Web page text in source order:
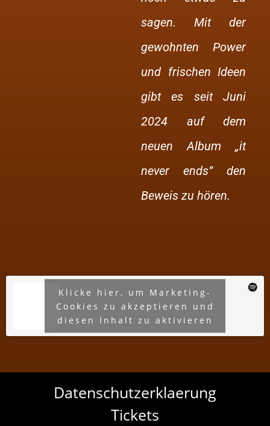
sagen. Mit der
gewohnten Power
und frischen Ideen
gibt es seit Juni
2024 auf dem
neuen Album „it
never ends“ den
Beweis zu hören.
Klicke hier, um Marketing-
Cookies zu akzeptieren und
diesen Inhalt zu aktivieren
Datenschutzerklaerung
Tickets